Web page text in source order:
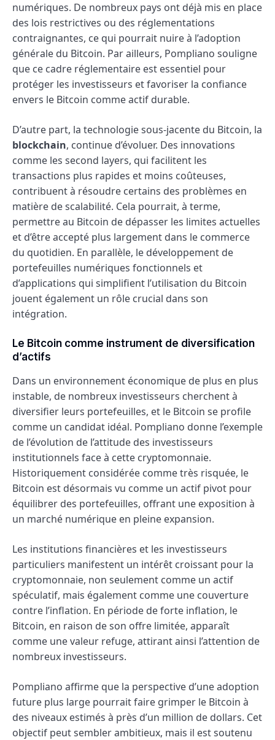
numériques. De nombreux pays ont déjà mis en place
des lois restrictives ou des réglementations
contraignantes, ce qui pourrait nuire à l’adoption
générale du Bitcoin. Par ailleurs, Pompliano souligne
que ce cadre réglementaire est essentiel pour
protéger les investisseurs et favoriser la confiance
envers le Bitcoin comme actif durable.
D’autre part, la technologie sous-jacente du Bitcoin, la
blockchain, continue d’évoluer. Des innovations
comme les second layers, qui facilitent les
transactions plus rapides et moins coûteuses,
contribuent à résoudre certains des problèmes en
matière de scalabilité. Cela pourrait, à terme,
permettre au Bitcoin de dépasser les limites actuelles
et d’être accepté plus largement dans le commerce
du quotidien. En parallèle, le développement de
portefeuilles numériques fonctionnels et
d’applications qui simplifient l’utilisation du Bitcoin
jouent également un rôle crucial dans son
intégration.
Le Bitcoin comme instrument de diversification
d’actifs
Dans un environnement économique de plus en plus
instable, de nombreux investisseurs cherchent à
diversifier leurs portefeuilles, et le Bitcoin se profile
comme un candidat idéal. Pompliano donne l’exemple
de l’évolution de l’attitude des investisseurs
institutionnels face à cette cryptomonnaie.
Historiquement considérée comme très risquée, le
Bitcoin est désormais vu comme un actif pivot pour
équilibrer des portefeuilles, offrant une exposition à
un marché numérique en pleine expansion.
Les institutions financières et les investisseurs
particuliers manifestent un intérêt croissant pour la
cryptomonnaie, non seulement comme un actif
spéculatif, mais également comme une couverture
contre l’inflation. En période de forte inflation, le
Bitcoin, en raison de son offre limitée, apparaît
comme une valeur refuge, attirant ainsi l’attention de
nombreux investisseurs.
Pompliano affirme que la perspective d’une adoption
future plus large pourrait faire grimper le Bitcoin à
des niveaux estimés à près d’un million de dollars. Cet
objectif peut sembler ambitieux, mais il est soutenu